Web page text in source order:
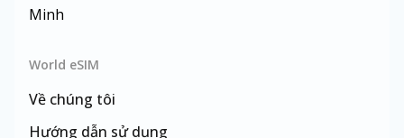
Minh
World eSIM
Về chúng tôi
Hướng dẫn sử dụng